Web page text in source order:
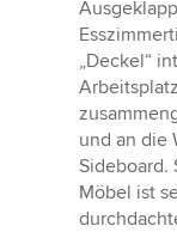
„Deckel“
und an die
Sideboard.
Möbel ist